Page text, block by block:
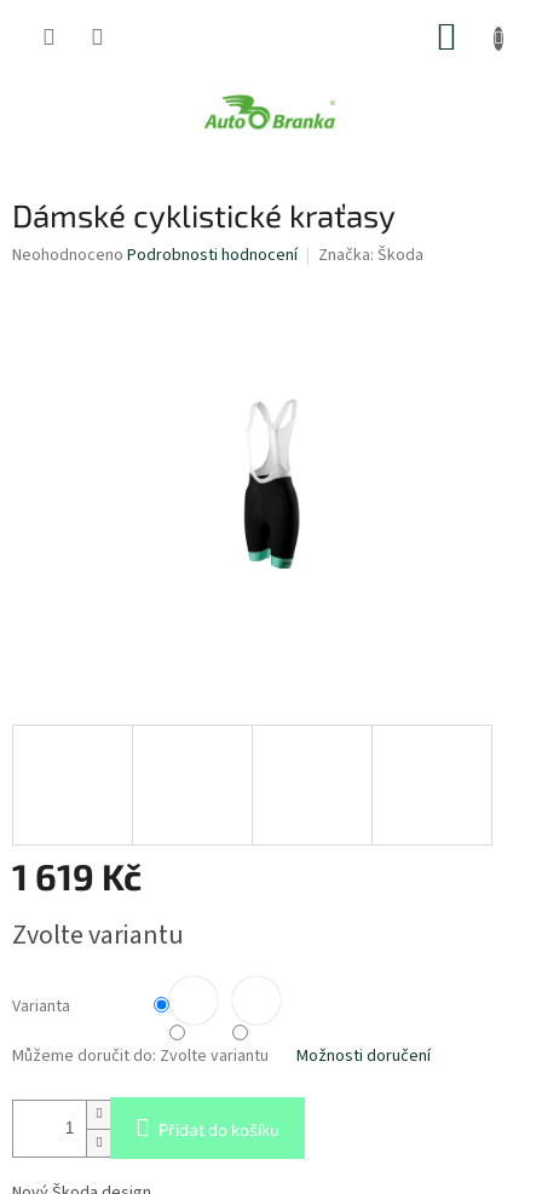
Dámské cyklistické kraťasy
Průměrné
Neohodnoceno Podrobnosti hodnocení Značka: Škoda
1 619 Kč
cena:
Zvolte variantu
Varianta
Můžeme doručit do: Zvolte variantu Možnosti doručení
Přidat do košíku